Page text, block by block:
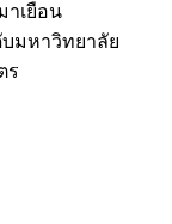
เยือน
มหาวิทยาลัย
ร